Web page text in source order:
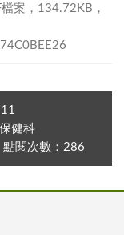
檔案，134.72KB，
健科
點閱次數：286